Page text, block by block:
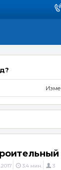
3.4 мин. 3